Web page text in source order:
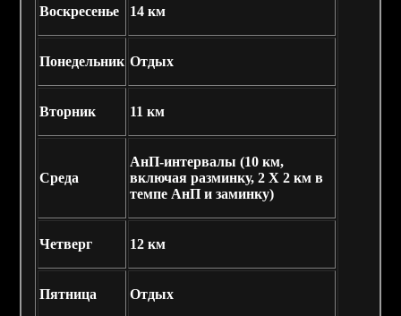
Воскресенье 14 км
Понедельник Отдых
Вторник 11 км
Среда
АнП-интервалы (10 км,
включая разминку, 2 X 2 км в
темпе АнП и заминку)
Четверг 12 км
Пятница Отдых